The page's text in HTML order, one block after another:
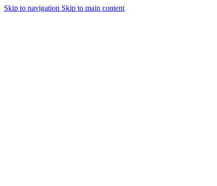
Skip to navigation Skip to main content